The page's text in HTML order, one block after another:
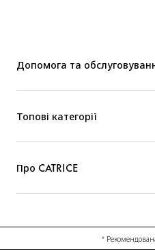
Допомога та
Топові категорії
Про CATRICE
*